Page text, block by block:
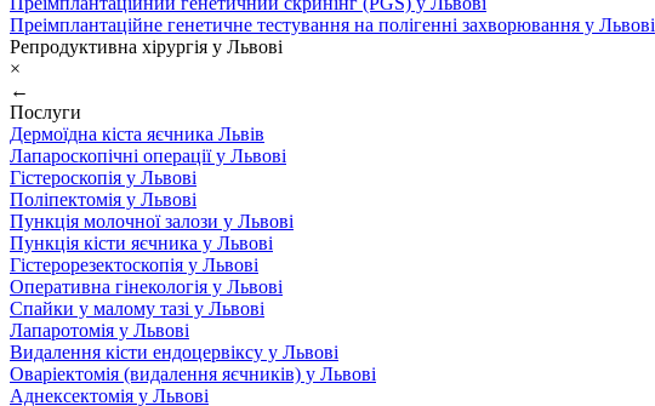
Преімплантаційне генетичне тестування на полігенні захворювання у Львові
Репродуктивна хірургія у Львові
×
←
Послуги
Дермоїдна кіста яєчника Львів
Лапароскопічні операції у Львові
Гістероскопія у Львові
Поліпектомія у Львові
Пункція молочної залози у Львові
Пункція кісти яєчника у Львові
Гістерорезектоскопія у Львові
Оперативна гінекологія у Львові
Спайки у малому тазі у Львові
Лапаротомія у Львові
Видалення кісти ендоцервіксу у Львові
Оваріектомія (видалення яєчників) у Львові
Аднексектомія у Львові